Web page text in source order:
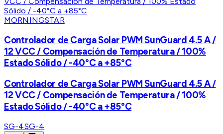
MORNINGSTAR
Controlador de Carga Solar PWM SunGuard 4.5 A /
12 VCC / Compensación de Temperatura / 100%
Estado Sólido / -40°C a +85°C
Controlador de Carga Solar PWM SunGuard 4.5 A /
12 VCC / Compensación de Temperatura / 100%
Estado Sólido / -40°C a +85°C
SG-4SG-4